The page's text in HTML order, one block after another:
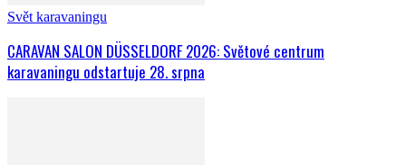
Svět karavaningu
CARAVAN SALON DÜSSELDORF 2026: Světové centrum
karavaningu odstartuje 28. srpna